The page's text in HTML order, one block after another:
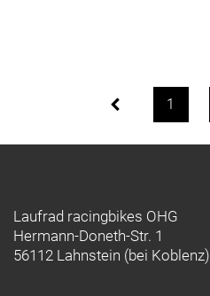
1
Laufrad racingbikes OHG
Hermann-Doneth-Str. 1
56112 Lahnstein (bei Koblenz)